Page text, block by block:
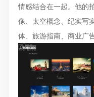
情感结合在一起。他的
像、太空概念、纪实写
体、旅游指南、商业广